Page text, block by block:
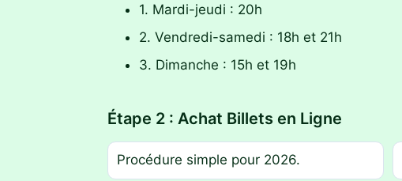
1. Mardi-jeudi : 20h
2. Vendredi-samedi : 18h et 21h
3. Dimanche : 15h et 19h
Étape 2 : Achat Billets en Ligne
Procédure simple pour 2026.